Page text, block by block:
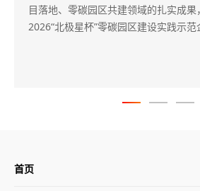
能。
首页